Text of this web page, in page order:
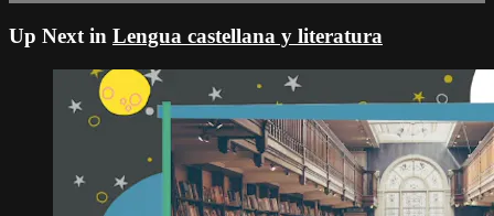
Up Next in Lengua castellana y literatura